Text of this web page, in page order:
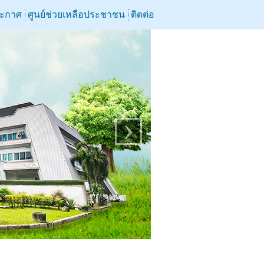
กาศ ศูนย์ช่วยเหลือประชาชน ติดต่อ
›